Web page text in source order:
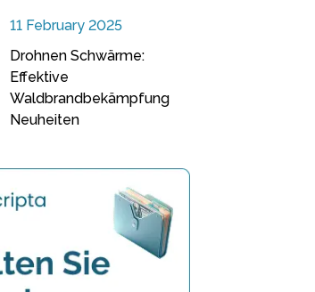
11 February 2025
Drohnen Schwärme:
Effektive
Waldbrandbekämpfung
Neuheiten